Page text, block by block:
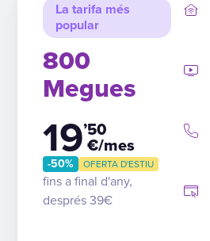
La tarifa més
popular
800
Megues
19’50
€/mes
-50% OFERTA D'ESTIU
fins a final d'any,
després 39€